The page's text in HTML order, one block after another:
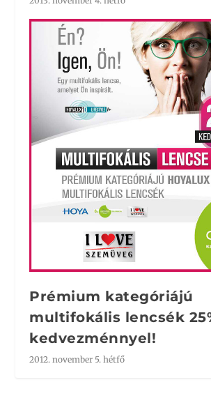
Prémium kategóriájú
multifokális lencsék
kedvezménnyel!
2012. november 5. hétfő